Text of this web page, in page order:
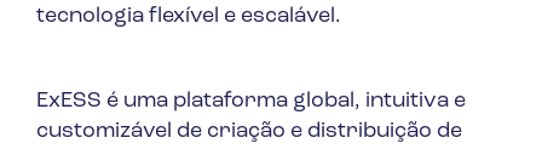
tecnologia flexível e escalável.
ExESS é uma plataforma global, intuitiva e
customizável de criação e distribuição de